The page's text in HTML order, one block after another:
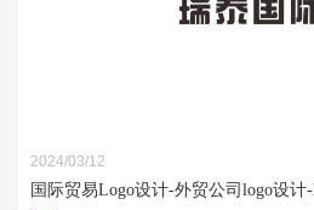
2024/03/12
国际贸易Logo设计-外贸公司logo设计